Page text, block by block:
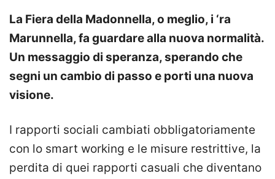
La Fiera della Madonnella, o meglio, i ‘ra
Marunnella, fa guardare alla nuova normalità.
Un messaggio di speranza, sperando che
segni un cambio di passo e porti una nuova
visione.
I rapporti sociali cambiati obbligatoriamente
con lo smart working e le misure restrittive, la
perdita di quei rapporti casuali che diventano